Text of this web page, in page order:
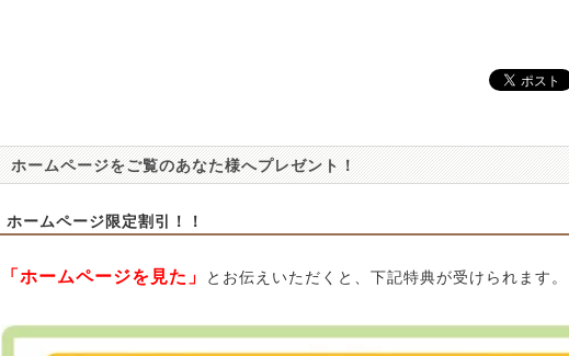
ホームページをご覧のあなた様へプレゼント！
ホームページ限定割引！！
「ホームページを見た」 とお伝えいただくと、下記特典が受けられます。